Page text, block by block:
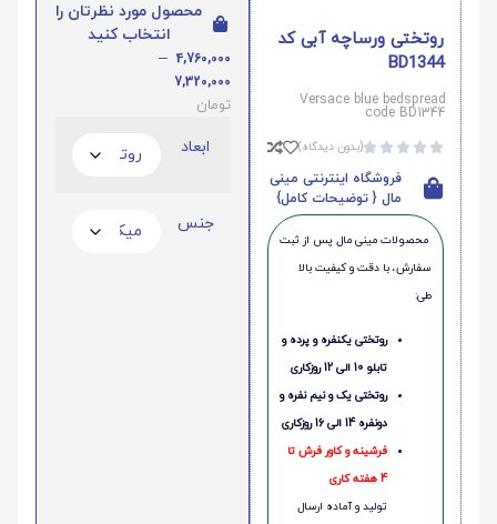
روتختی ورساچه آبی کد
BD1344
Versace blue bedspread
code BD1344




(بدون دیدگاه)
فروشگاه اینترنتی مینی
مال { توضیحات کامل}
محصولات مینی‌ مال پس از ثبت
سفارش، با دقت و کیفیت بالا
طی:
روتختی یکنفره و پرده و
تابلو 10 الی 12 روزکاری
روتختی یک و نیم نفره و
دونفره 14 الی 16 روزکاری
فرشینه و کاور فرش تا
4 هفته کاری
تولید و آماده ارسال
محصول مورد نظرتان را
انتخاب کنید
4,760,000
–
7,320,000
تومان
ابعاد
جنس